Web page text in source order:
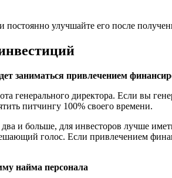
постоянно улучшайте его после
заниматься привлечением
генерального директора. Если вы
питчингу 100% своего времени.
и больше, для инвесторов лучше
голос. Если привлечением
найма персонала